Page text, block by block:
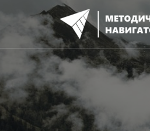
содержимому